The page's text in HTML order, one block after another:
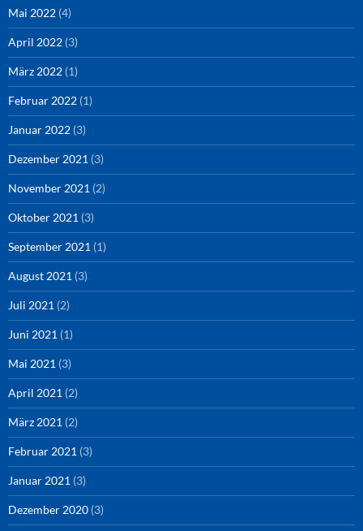
Mai 2022 (4)
April 2022 (3)
März 2022 (1)
Februar 2022 (1)
Januar 2022 (3)
Dezember 2021 (3)
November 2021 (2)
Oktober 2021 (3)
September 2021 (1)
August 2021 (3)
Juli 2021 (2)
Juni 2021 (1)
Mai 2021 (3)
April 2021 (2)
März 2021 (2)
Februar 2021 (3)
Januar 2021 (3)
Dezember 2020 (3)